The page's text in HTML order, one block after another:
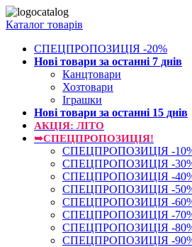
Каталог товарів
СПЕЦПРОПОЗИЦІЯ -20%
Нові товари за останнi 7 днiв
Канцтовари
Хозтовари
Іграшки
Нові товари за останнi 15 днiв
АКЦІЯ: ЛІТО
➥СПЕЦПРОПОЗИЦІЯ!
СПЕЦПРОПОЗИЦІЯ -
СПЕЦПРОПОЗИЦІЯ -
СПЕЦПРОПОЗИЦІЯ -
СПЕЦПРОПОЗИЦІЯ -
СПЕЦПРОПОЗИЦІЯ -
СПЕЦПРОПОЗИЦІЯ -
СПЕЦПРОПОЗИЦІЯ -
СПЕЦПРОПОЗИЦІЯ -